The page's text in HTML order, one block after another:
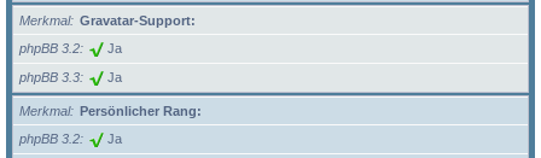
Merkmal
Gravatar-Support:
phpBB 3.2
Ja
phpBB 3.3 Ja
Merkmal
Persönlicher Rang:
phpBB 3.2
Ja